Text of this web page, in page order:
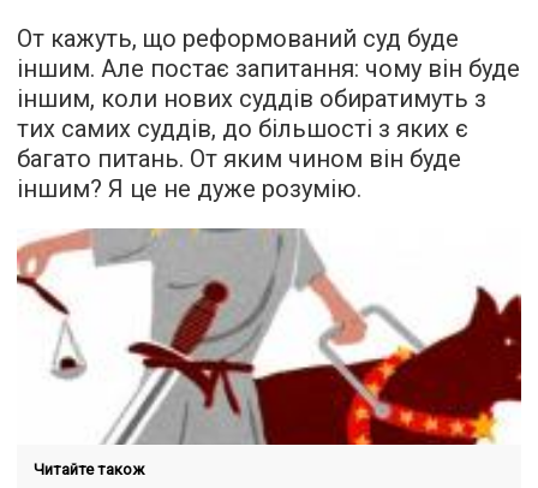
От кажуть, що реформований суд буде
іншим. Але постає запитання: чому він буде
іншим, коли нових суддів обиратимуть з
тих самих суддів, до більшості з яких є
багато питань. От яким чином він буде
іншим? Я це не дуже розумію.
Читайте також